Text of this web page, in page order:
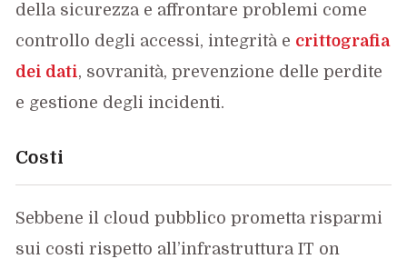
della sicurezza e affrontare problemi come
controllo degli accessi, integrità e crittografia
dei dati, sovranità, prevenzione delle perdite
e gestione degli incidenti.
Costi
Sebbene il cloud pubblico prometta risparmi
sui costi rispetto all’infrastruttura IT on